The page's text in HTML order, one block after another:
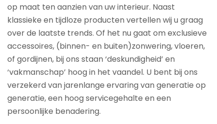
op maat ten aanzien van uw interieur. Naast
klassieke en tijdloze producten vertellen wij u graag
over de laatste trends. Of het nu gaat om exclusieve
accessoires, (binnen- en buiten)zonwering, vloeren,
of gordijnen, bij ons staan ‘deskundigheid’ en
‘vakmanschap’ hoog in het vaandel. U bent bij ons
verzekerd van jarenlange ervaring van generatie op
generatie, een hoog servicegehalte en een
persoonlijke benadering.